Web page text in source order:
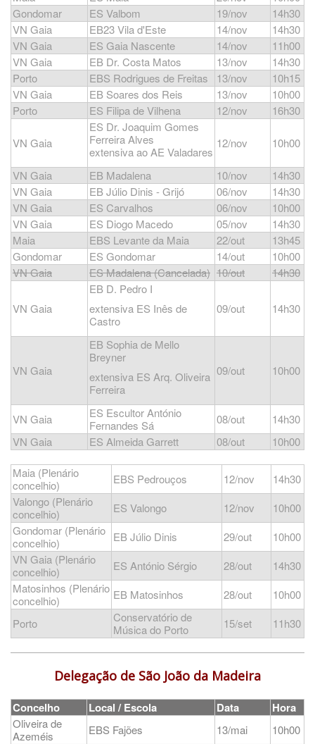
Gondomar
ES Valbom 19/nov
14h30
VN Gaia
EB23 Vila d'Este 14/nov
14h30
VN Gaia
ES Gaia Nascente 14/nov
11h00
VN Gaia
EB Dr. Costa Matos 13/nov
14h30
Porto
EBS Rodrigues de Freitas 13/nov
10h15
VN Gaia
EB Soares dos Reis 13/nov
10h00
Porto
ES Filipa de Vilhena 12/nov 16h30
VN Gaia
ES Dr. Joaquim Gomes
Ferreira Alves
extensiva ao AE Valadares
12/nov 10h00
VN Gaia EB Madalena 10/nov
14h30
VN Gaia
EB Júlio Dinis - Grijó 06/nov
14h30
VN Gaia
ES Carvalhos 06/nov
10h00
VN Gaia
ES Diogo Macedo 05/nov
14h30
Maia
EBS Levante da Maia 22/out
13h45
Gondomar
ES Gondomar 14/out
10h00
VN Gaia
ES Madalena (Cancelada) 10/out 14h30
VN Gaia
EB D. Pedro I
extensiva ES Inês de
Castro
09/out 14h30
VN Gaia
EB Sophia de Mello
Breyner
extensiva ES Arq. Oliveira
Ferreira
09/out 10h00
VN Gaia
ES Escultor António
Fernandes Sá
08/out
14h30
VN Gaia
ES Almeida Garrett 08/out 10h00
Maia (Plenário
concelhio)
EBS Pedrouços 12/nov
14h30
Valongo (Plenário
concelhio)
ES Valongo 12/nov
10h00
Gondomar (Plenário
concelhio)
EB Júlio Dinis 29/out
10h00
VN Gaia (Plenário
concelhio)
ES António Sérgio 28/out
14h30
Matosinhos (Plenário
concelhio)
EB Matosinhos 28/out
10h00
Porto
Conservatório de
Música do Porto
15/set 11h30
Delegação de São João da Madeira
Concelho Local / Escola Data Hora
Oliveira de
Azeméis
EBS Fajões 13/mai
10h00